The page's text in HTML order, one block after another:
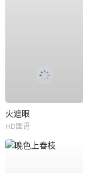
火遮眼
HD国语